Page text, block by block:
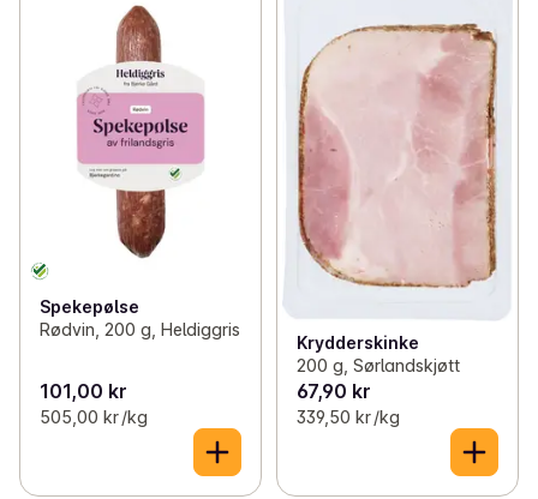
Spekepølse
Rødvin, 200 g, Heldiggris
101,00 kr
505,00 kr /kg
Krydderskinke
200 g, Sørlandskjøtt
67,90 kr
339,50 kr /kg